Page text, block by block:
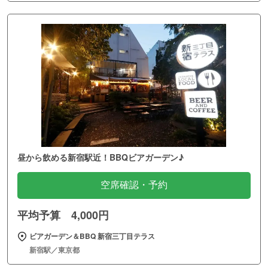
昼から飲める新宿駅近！BBQビアガーデン♪
空席確認・予約
平均予算 4,000円
ビアガーデン＆BBQ 新宿三丁目テラス
新宿駅／東京都